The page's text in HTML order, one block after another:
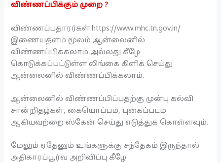
விண்ணப்பிக்கும் முறை ?
விண்ணப்பதாரர்கள் https://www.mhc.tn.gov.in/
இணையதளம் மூலம் ஆன்லைனில்
விண்ணப்பிக்கலாம் அல்லது கீழே
கொடுக்கப்பட்டுள்ள லிங்கை கிளிக் செய்து
ஆன்லைனில் விண்ணப்பிக்கலாம்.
ஆன்லைனில் விண்ணப்பிப்பதற்கு முன்பு கல்வி
சான்றிதழ்கள், கையொப்பம், புகைப்படம்
ஆகியவற்றை ஸ்கேன் செய்து எடுத்துக் கொள்ளவும்.
மேலும் ஏதேனும் உங்களுக்கு சந்தேகம் இருந்தால்
அதிகாரப்பூர்வ அறிவிப்பு கீழே